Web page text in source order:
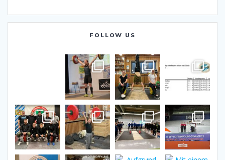
FOLLOW US